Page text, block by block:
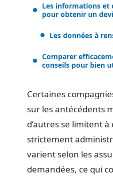
Les informations et
pour obtenir un
Les données à
Comparer
conseils pour bien
Certaines
sur les antécédents
d’autres se limitent
strictement
varient selon les
demandées, ce qui